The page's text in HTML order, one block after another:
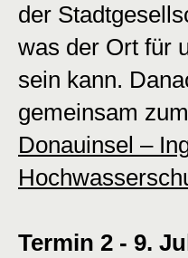
der
was der Ort für
sein kann.
gemeinsam
Donauinsel –
Termin 2 - 9.